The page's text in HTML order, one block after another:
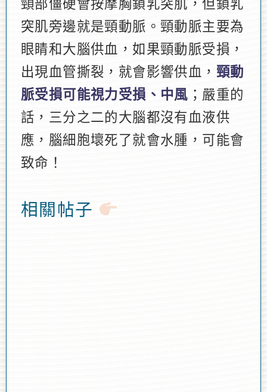
突肌旁邊就是頸動脈。頸動脈主要為
眼睛和大腦供血，如果頸動脈受損，
出現血管撕裂，就會影響供血， 頸動
脈受損可能視力受損、中風 ；嚴重的
話，三分之二的大腦都沒有血液供
應，腦細胞壞死了就會水腫，可能會
致命！
相關帖子